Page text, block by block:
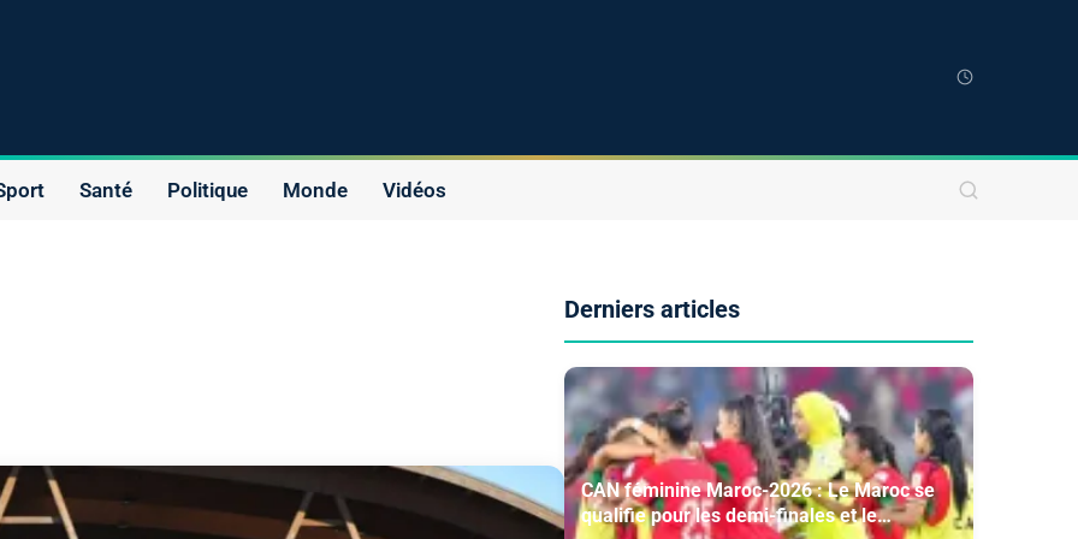
Santé Politique Monde Vidéos
Derniers articles
CAN féminine Maroc-2026 : Le Maroc se
qualifie pour les demi-finales et le